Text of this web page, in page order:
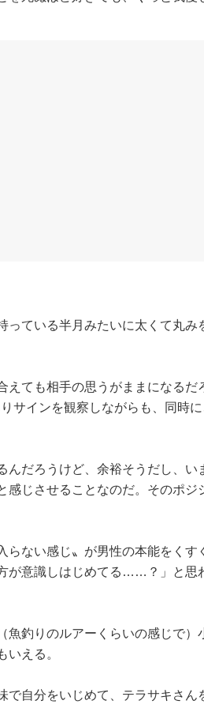
ている半月みたいに太くて丸み
ても相手の思うがままになるだ
サインを観察しながらも、同時
だろうけど、余裕そうだし、い
感じさせることなのだ。そのポジ
ない感じ〟が男性の本能をくす
が意識しはじめてる……？」と思
釣りのルアーくらいの感じで）
える。
自分をいじめて、テラサキさん